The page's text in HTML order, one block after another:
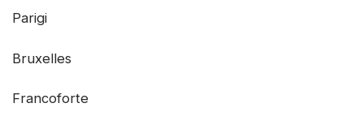
Parigi
Bruxelles
Francoforte